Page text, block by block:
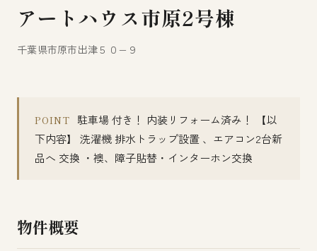
アートハウス市原2号棟
千葉県市原市出津５０−９
POINT
駐車場 付き！ 内装リフォーム済み！ 【以
下内容】 洗濯機 排水トラップ設置 、エアコン2台新
品へ 交換 ・襖、障子貼替・インターホン交換
物件概要